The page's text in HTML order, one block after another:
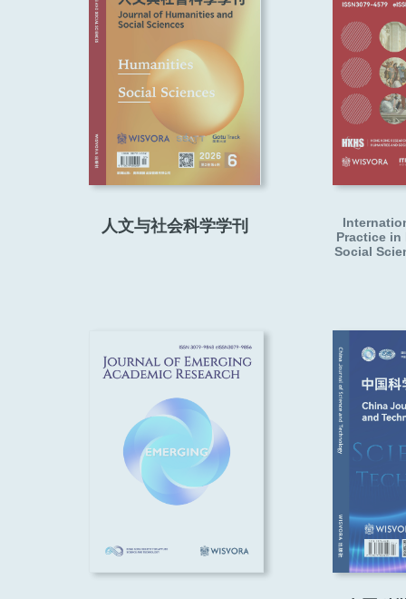
人文与社会科学学刊
Practice in
Social